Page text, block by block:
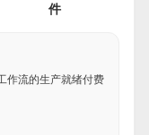
件
作流的生产就绪付费